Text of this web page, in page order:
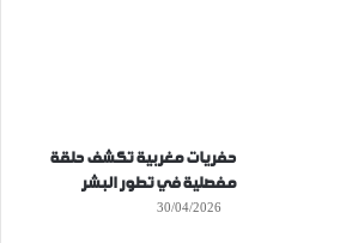
حفريات مغربية تكشف حلقة
مفصلية في تطور البشر
30/04/2026